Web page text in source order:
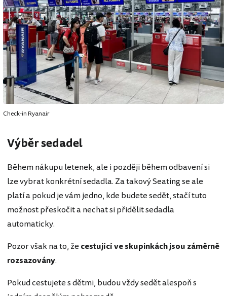
Check-in Ryanair
Výběr sedadel
Během nákupu letenek, ale i později během odbavení si
lze vybrat konkrétní sedadla. Za takový Seating se ale
platí a pokud je vám jedno, kde budete sedět, stačí tuto
možnost přeskočit a nechat si přidělit sedadla
automaticky.
Pozor však na to, že cestující ve skupinkách jsou záměrně
rozsazovány.
Pokud cestujete s dětmi, budou vždy sedět alespoň s